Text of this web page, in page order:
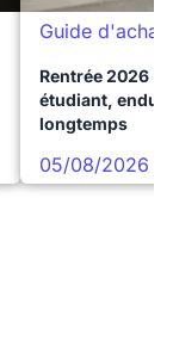
Guide d'achat
Rentrée 2026 :
étudiant,
longtemps
05/08/2026